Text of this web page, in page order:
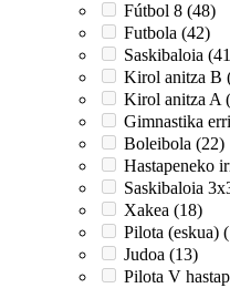
Fútbol 8 (48)
Futbola (42)
Saskibaloia
Kirol anitza B
Kirol anitza A
Gimnastika
Boleibola (22)
Hastapeneko
Saskibaloia
Xakea (18)
Pilota (eskua)
Judoa (13)
Pilota V